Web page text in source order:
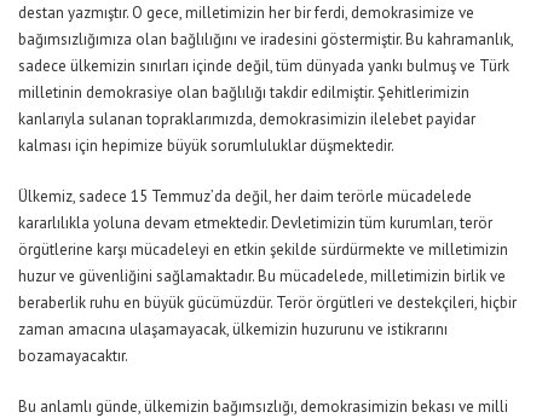
destan yazmıştır. O gece, milletimizin her bir ferdi, demokrasimize ve
bağımsızlığımıza olan bağlılığını ve iradesini göstermiştir. Bu kahramanlık,
sadece ülkemizin sınırları içinde değil, tüm dünyada yankı bulmuş ve Türk
milletinin demokrasiye olan bağlılığı takdir edilmiştir. Şehitlerimizin
kanlarıyla sulanan topraklarımızda, demokrasimizin ilelebet payidar
kalması için hepimize büyük sorumluluklar düşmektedir.
Ülkemiz, sadece 15 Temmuz’da değil, her daim terörle mücadelede
kararlılıkla yoluna devam etmektedir. Devletimizin tüm kurumları, terör
örgütlerine karşı mücadeleyi en etkin şekilde sürdürmekte ve milletimizin
huzur ve güvenliğini sağlamaktadır. Bu mücadelede, milletimizin birlik ve
beraberlik ruhu en büyük gücümüzdür. Terör örgütleri ve destekçileri, hiçbir
zaman amacına ulaşamayacak, ülkemizin huzurunu ve istikrarını
bozamayacaktır.
Bu anlamlı günde, ülkemizin bağımsızlığı, demokrasimizin bekası ve milli